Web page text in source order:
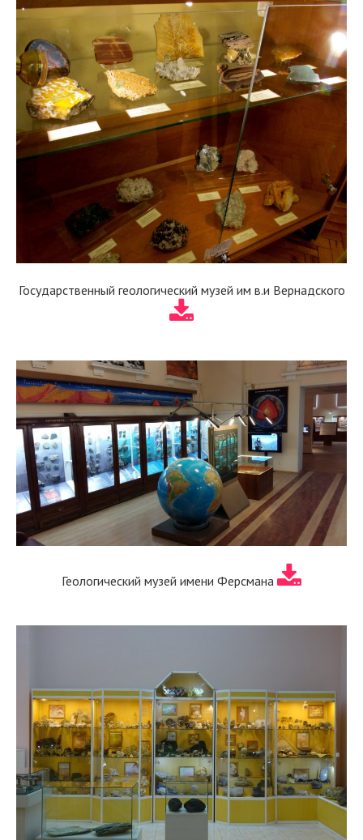
Государственный геологический музей им в.и Вернадского
Геологический музей имени Ферсмана